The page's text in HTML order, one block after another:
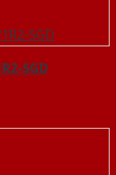
SGD